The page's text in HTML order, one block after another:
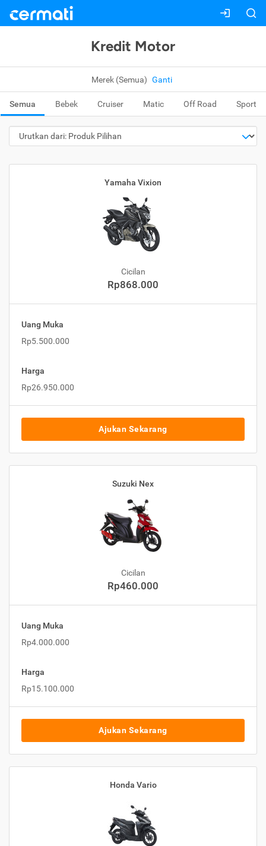
Kredit Motor
Merek (Semua) Ganti
Semua Bebek Cruiser Matic Off Road Sport
Yamaha Vixion
Cicilan
Rp868.000
Uang Muka
Rp5.500.000
Harga
Rp26.950.000
Ajukan Sekarang
Suzuki Nex
Cicilan
Rp460.000
Uang Muka
Rp4.000.000
Harga
Rp15.100.000
Ajukan Sekarang
Honda Vario